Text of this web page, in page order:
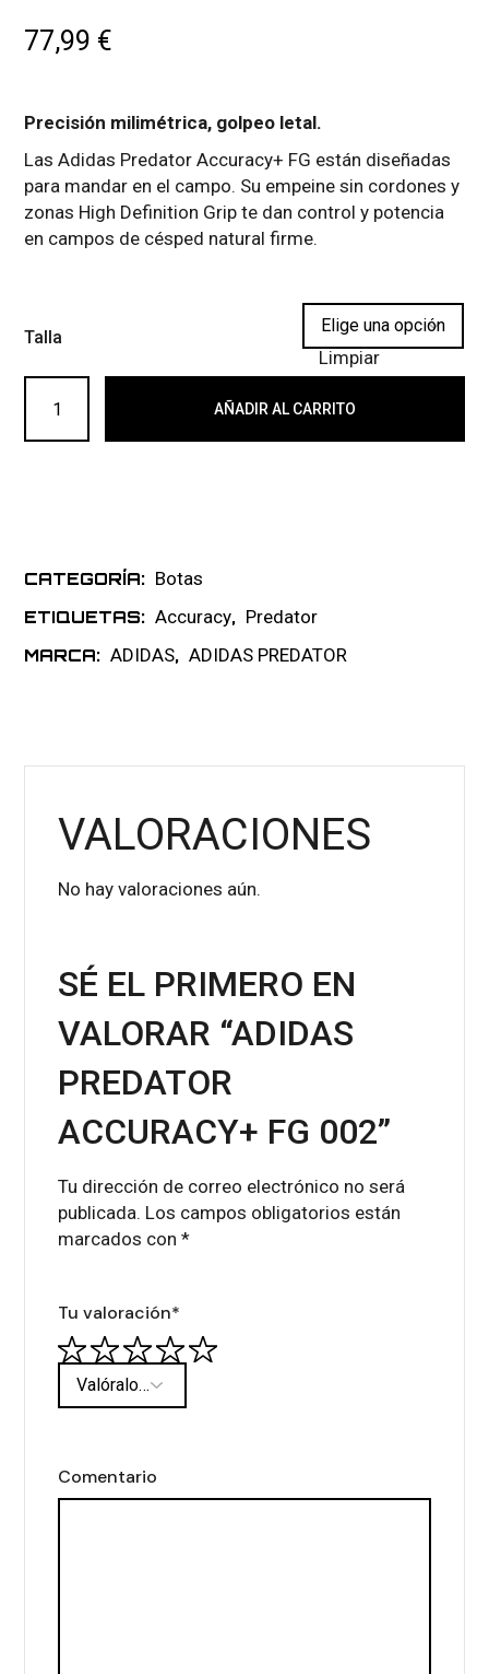
77,99 €
Precisión milimétrica, golpeo letal.
Las Adidas Predator Accuracy+ FG están diseñadas
para mandar en el campo. Su empeine sin cordones y
zonas High Definition Grip te dan control y potencia
en campos de césped natural firme.
Talla
Limpiar
ADIDAS PREDATOR ACCURACY+ FG 002 cantidad
AÑADIR AL CARRITO
CATEGORÍA: Botas
ETIQUETAS: Accuracy, Predator
MARCA: ADIDAS, ADIDAS PREDATOR
VALORACIONES
No hay valoraciones aún.
SÉ EL PRIMERO EN
VALORAR “ADIDAS
PREDATOR
ACCURACY+ FG 002”
Tu dirección de correo electrónico no será
publicada. Los campos obligatorios están
marcados con*
Tu valoración*
Comentario